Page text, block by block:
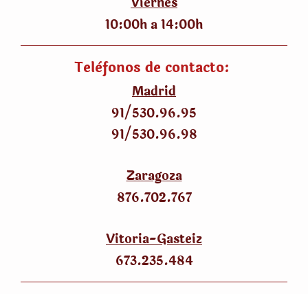
10:00h a 14:00h
Telèfonos de contacto:
Madrid
91/530.96.95
91/530.96.98
Zaragoza
876.702.767
Vitoria-Gasteiz
673.235.484